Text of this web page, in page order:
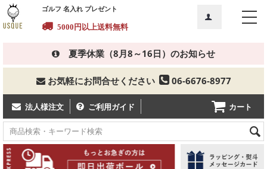
ゴルフ 名入れ プレゼント
5000円以上送料無料
夏季休業（8月8～16日）のお知らせ
お気軽にお問合せください 06-6676-8977
法人様注文 ご利用ガイド カート